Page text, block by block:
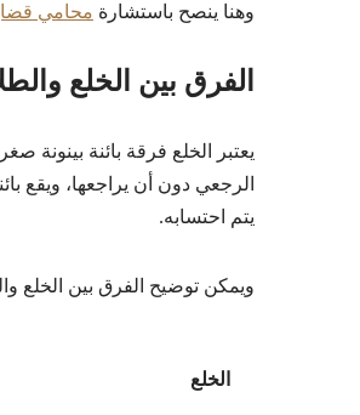
وهنا ينصح باستشارة محامي
الفرق بين الخلع
يعتبر الخلع فرقة بائنة بينونة
الرجعي دون أن يراجعها، ويقع
يتم احتسابه.
ويمكن توضيح الفرق بين الخلع
الخلع